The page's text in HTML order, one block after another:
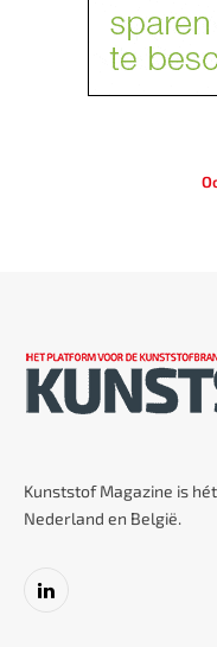
Kunststof Magazine is
Nederland en België.
LinkedIn